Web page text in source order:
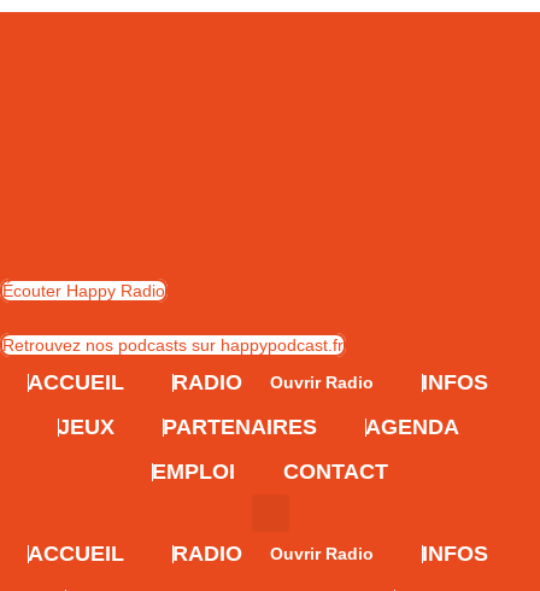
Skip
Écouter Happy Radio
Retrouvez nos podcasts sur happypodcast.fr
ACCUEIL RADIO Ouvrir Radio
INFOS
JEUX
PARTENAIRES
AGENDA
EMPLOI
CONTACT
ACCUEIL RADIO Ouvrir Radio
INFOS